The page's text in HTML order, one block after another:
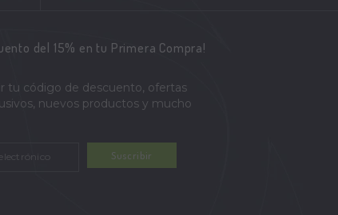
del 15% en tu Primera Compra!
tu código de descuento, ofertas
nuevos productos y mucho
Suscribir